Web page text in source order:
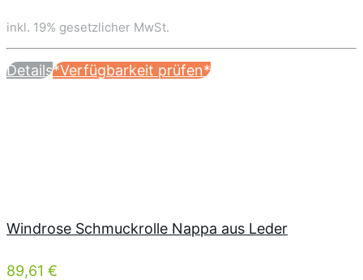
inkl. 19% gesetzlicher MwSt.
Details*Verfügbarkeit prüfen*
Windrose Schmuckrolle Nappa aus Leder
89,61 €